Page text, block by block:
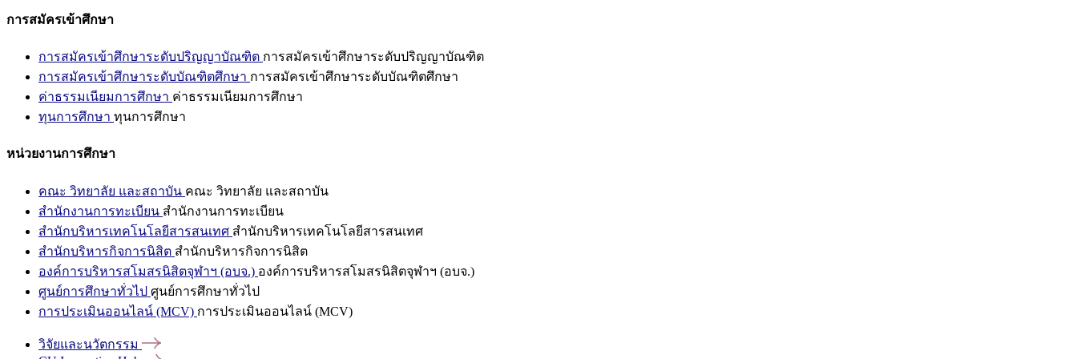
การสมัครเข้าศึกษา
การสมัครเข้าศึกษาระดับปริญญาบัณฑิต การสมัครเข้าศึกษาระดับปริญญาบัณฑิต
การสมัครเข้าศึกษาระดับบัณฑิตศึกษา การสมัครเข้าศึกษาระดับบัณฑิตศึกษา
ค่าธรรมเนียมการศึกษา ค่าธรรมเนียมการศึกษา
ทุนการศึกษา ทุนการศึกษา
หน่วยงานการศึกษา
คณะ วิทยาลัย และสถาบัน คณะ วิทยาลัย และสถาบัน
สำนักงานการทะเบียน สำนักงานการทะเบียน
สำนักบริหารเทคโนโลยีสารสนเทศ สำนักบริหารเทคโนโลยีสารสนเทศ
สำนักบริหารกิจการนิสิต สำนักบริหารกิจการนิสิต
องค์การบริหารสโมสรนิสิตจุฬาฯ (อบจ.) องค์การบริหารสโมสรนิสิตจุฬาฯ (อบจ.)
ศูนย์การศึกษาทั่วไป ศูนย์การศึกษาทั่วไป
การประเมินออนไลน์ (MCV) การประเมินออนไลน์ (MCV)
วิจัยและนวัตกรรม